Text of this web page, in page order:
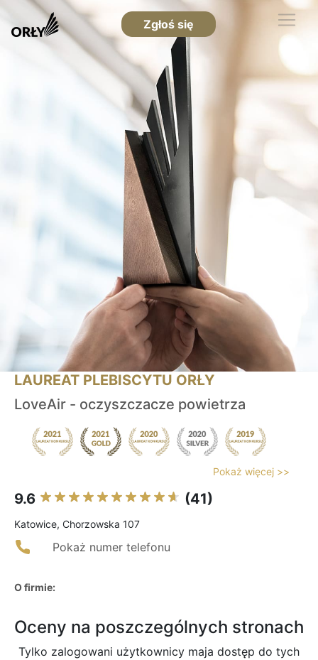
Zgłoś się
LAUREAT PLEBISCYTU ORŁY
LoveAir - oczyszczacze powietrza
Pokaż więcej >>
9.6 (41)
Katowice, Chorzowska 107
Pokaż numer telefonu
O firmie:
Oceny na poszczególnych stronach
Tylko zalogowani użytkownicy maja dostęp do tych